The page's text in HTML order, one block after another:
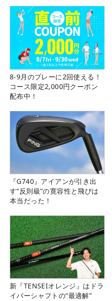
8-9月のプレーに2回使える！
コース限定2,000円クーポン
配布中！
『G740』アイアンが引き出
す“反則級”の寛容性と飛びは
本当だった！
新『TENSEIオレンジ』はドラ
イバーシャフトの“最適解”